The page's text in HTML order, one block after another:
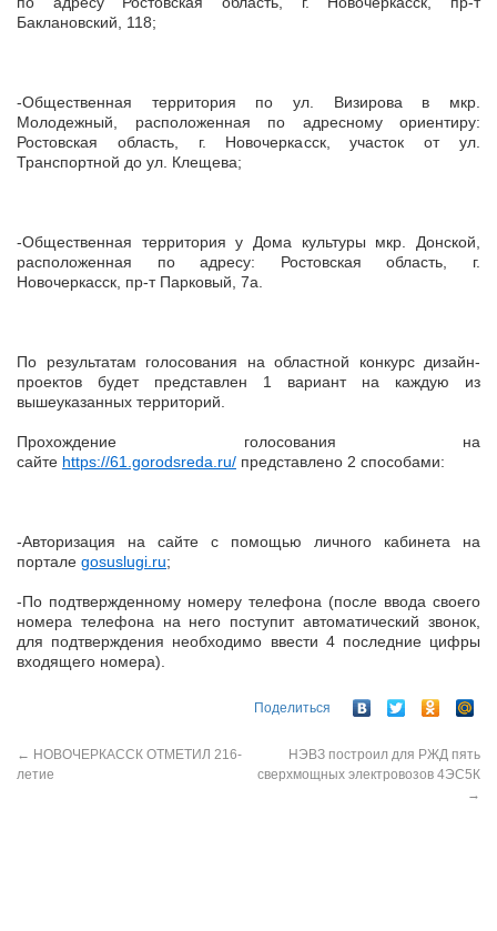
Баклановский, 118;
-Общественная территория по ул. Визирова в мкр.
Молодежный, расположенная по адресному ориентиру:
Ростовская область, г. Новочеркасск, участок от ул.
Транспортной до ул. Клещева;
-Общественная территория у Дома культуры мкр. Донской,
расположенная по адресу: Ростовская область, г.
Новочеркасск, пр-т Парковый, 7а.
По результатам голосования на областной конкурс дизайн-
проектов будет представлен 1 вариант на каждую из
вышеуказанных территорий.
Прохождение голосования на
сайте https://61.gorodsreda.ru/ представлено 2 способами:
-Авторизация на сайте с помощью личного кабинета на
портале gosuslugi.ru;
-По подтвержденному номеру телефона (после ввода своего
номера телефона на него поступит автоматический звонок,
для подтверждения необходимо ввести 4 последние цифры
входящего номера).
Поделиться
← НОВОЧЕРКАССК ОТМЕТИЛ 216-
летие
НЭВЗ построил для РЖД пять
сверхмощных электровозов 4ЭС5К
→